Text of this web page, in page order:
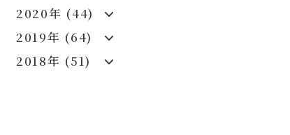
2020年 (44)
2019年 (64)
2018年 (51)